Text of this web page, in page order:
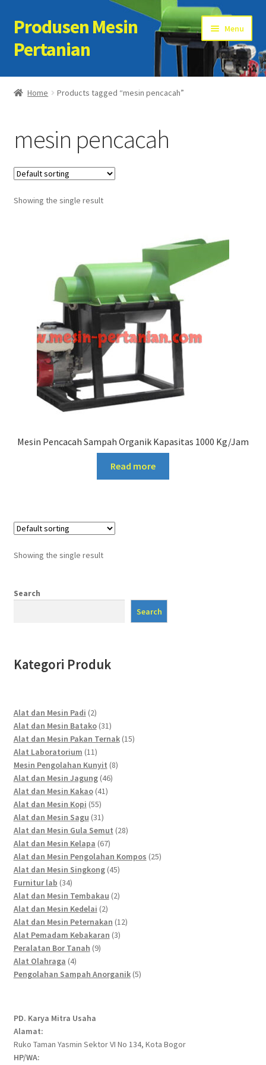
Skip
to
navigation
Skip
to
content
Produsen Mesin
Pertanian
Menu
Home
Cart
Checkout
Kontak Kami
Home Products tagged “mesin pencacah”
mesin pencacah
Showing the single result
Mesin Pencacah Sampah Organik Kapasitas 1000 Kg/Jam
Read more
Showing the single result
Search
Search
Kategori Produk
Alat dan Mesin Padi 22
products
Alat dan Mesin Batako 3131
products
Alat dan Mesin Pakan Ternak 1515
Alat Laboratorium 1111
products
Mesin Pengolahan Kunyit 88
Alat dan Mesin Jagung 4646
Alat dan Mesin Kakao 4141
Alat dan Mesin Kopi 5555
products
Alat dan Mesin Sagu 3131
products
Alat dan Mesin Gula Semut 2828
Alat dan Mesin Kelapa 6767
products
Alat dan Mesin Pengolahan Kompos 2525
Alat dan Mesin Singkong 4545
Furnitur lab 3434
products
Alat dan Mesin Tembakau 22
Alat dan Mesin Kedelai 22
products
Alat dan Mesin Peternakan 1212
Alat Pemadam Kebakaran 33
Peralatan Bor Tanah 99
Alat Olahraga 44
products
Pengolahan Sampah Anorganik 55
PD. Karya Mitra Usaha
Alamat:
Ruko Taman Yasmin Sektor VI No 134, Kota Bogor
HP/WA: